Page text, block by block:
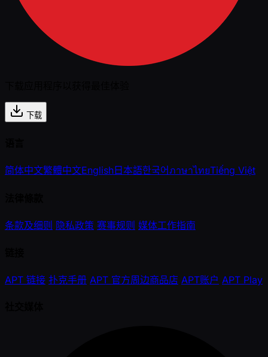
下载
简体中文繁體中文English日本語한국어ภาษาไทยTiếng Việt
条款及细则 隐私政策 赛事规则 媒体工作指南
APT 链接 扑克手册 APT 官方周边商品店 APT账户 APT Play